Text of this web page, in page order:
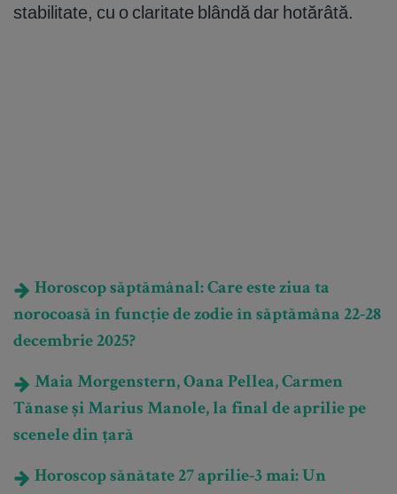
stabilitate, cu o claritate blândă dar hotărâtă.
Horoscop săptămânal: Care este ziua ta
norocoasă în funcție de zodie în săptămâna 22-28
decembrie 2025?
Maia Morgenstern, Oana Pellea, Carmen
Tănase și Marius Manole, la final de aprilie pe
scenele din țară
Horoscop sănătate 27 aprilie-3 mai: Un